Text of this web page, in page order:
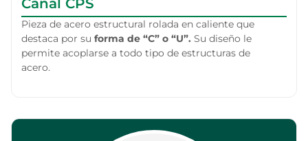
Canal CPS
Pieza de acero estructural rolada en caliente que
destaca por su forma de “C” o “U”. Su diseño le
permite acoplarse a todo tipo de estructuras de
acero.